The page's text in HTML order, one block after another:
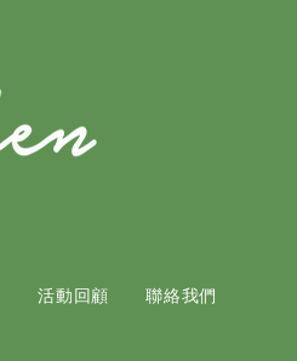
活動回顧 聯絡我們